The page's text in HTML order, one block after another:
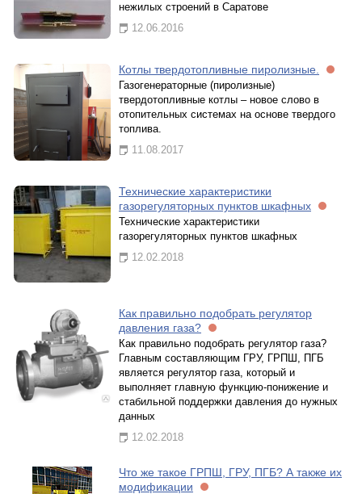
нежилых строений в Саратове
12.06.2016
Котлы твердотопливные пиролизные.
Газогенераторные (пиролизные)
твердотопливные котлы – новое слово в
отопительных системах на основе твердого
топлива.
11.08.2017
Технические характеристики
газорегуляторных пунктов шкафных
Технические характеристики
газорегуляторных пунктов шкафных
12.02.2018
Как правильно подобрать регулятор
давления газа?
Как правильно подобрать регулятор газа?
Главным составляющим ГРУ, ГРПШ, ПГБ
является регулятор газа, который и
выполняет главную функцию-понижение и
стабильной поддержки давления до нужных
данных
12.02.2018
Что же такое ГРПШ, ГРУ, ПГБ? А также их
модификации